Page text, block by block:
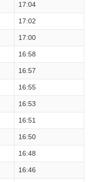
17:04
17:02
17:00
16:58
16:57
16:55
16:53
16:51
16:50
16:48
16:46